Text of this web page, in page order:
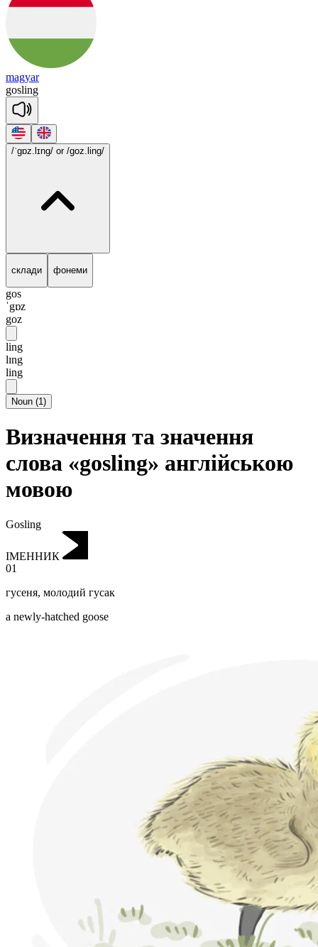
magyar
gosling
/ˈgɒz.lɪng/ or /goz.ling/
склади фонеми
gos
ˈgɒz
goz
ling
lɪng
ling
Noun (1)
Визначення та значення
слова «gosling» англійською
мовою
Gosling
ІМЕННИК
01
гусеня, молодий гусак
a newly-hatched goose